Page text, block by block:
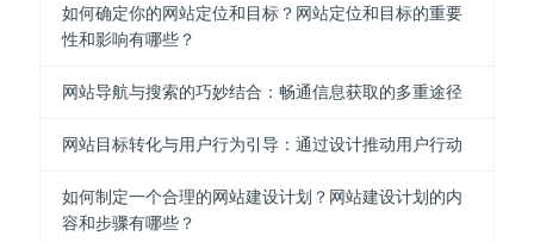
如何确定你的网站定位和目标？网站定位和目标的重要
性和影响有哪些？
网站导航与搜索的巧妙结合：畅通信息获取的多重途径
网站目标转化与用户行为引导：通过设计推动用户行动
如何制定一个合理的网站建设计划？网站建设计划的内
容和步骤有哪些？